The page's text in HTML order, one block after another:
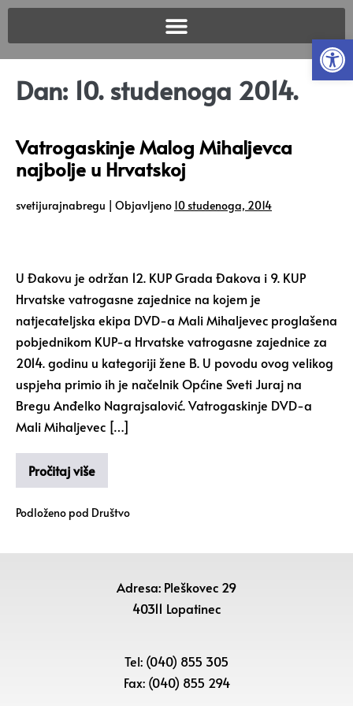
Dan: 10. studenoga 2014.
Vatrogaskinje Malog Mihaljevca
najbolje u Hrvatskoj
svetijurajnabregu | Objavljeno 10 studenoga, 2014
U Đakovu je održan 12. KUP Grada Đakova i 9. KUP
Hrvatske vatrogasne zajednice na kojem je
natjecateljska ekipa DVD-a Mali Mihaljevec proglašena
pobjednikom KUP-a Hrvatske vatrogasne zajednice za
2014. godinu u kategoriji žene B. U povodu ovog velikog
uspjeha primio ih je načelnik Općine Sveti Juraj na
Bregu Anđelko Nagrajsalović. Vatrogaskinje DVD-a
Mali Mihaljevec […]
Pročitaj više
Podloženo pod Društvo
Adresa: Pleškovec 29
40311 Lopatinec
Tel: (040) 855 305
Fax: (040) 855 294